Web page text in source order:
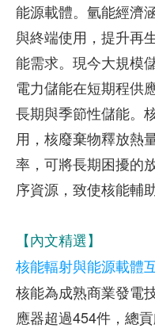
能源載體。氫能經濟
與終端使用，提升再
能需求。現今大規模
電力儲能在短期程供
長期與季節性儲能。
用，核廢棄物釋放熱
率，可將長期困擾的
序資源，致使核能輔
【內文精選】
核能輻射與能源載體
核能為成熟商業發電
應器超過454件，總